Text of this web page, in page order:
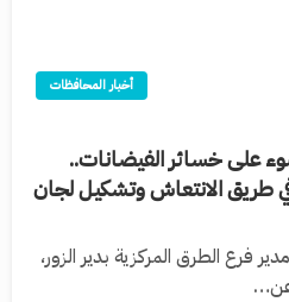
أخبار المحافظات
على خسائر الفيضانات..
طريق الانتعاش وتشكيل لجان
فرع الطرق المركزية بدير الزور،
عن…